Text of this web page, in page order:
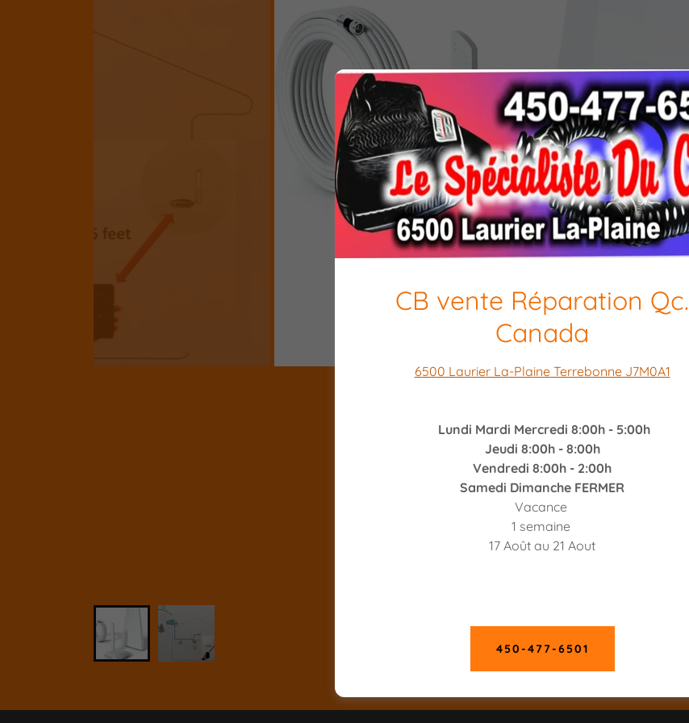
Gain élevé (60 dB)
Convient pour une maison de petite taille
Chalet ou le signal est pas bon
Votre téléphone proche de 6' de la base
Dépanneur, un appartement ou un atelier.
Compatible avec tous les opérateurs
canadiens : Bell, Telus, Rogers, Fido
CB vente Réparation Qc.
Canada
6500 Laurier La-Plaine Terrebonne J7M0A1
Lundi Mardi Mercredi 8:00h - 5:00h
Jeudi 8:00h - 8:00h
Vendredi 8:00h - 2:00h
Samedi Dimanche FERMER
Vacance
1 semaine
17 Août au 21 Aout
450-477-6501